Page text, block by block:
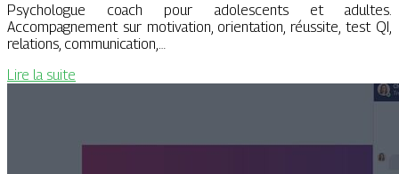
Psychologue coach pour adolescents et adultes.
Accompagnement sur motivation, orientation, réussite, test QI,
relations, communication,…
Lire la suite